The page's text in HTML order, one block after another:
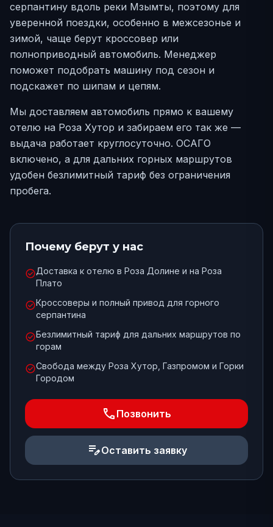
серпантину вдоль реки Мзымты, поэтому для
уверенной поездки, особенно в межсезонье и
зимой, чаще берут кроссовер или
полноприводный автомобиль. Менеджер
поможет подобрать машину под сезон и
подскажет по шипам и цепям.
Мы доставляем автомобиль прямо к вашему
отелю на Роза Хутор и забираем его так же —
выдача работает круглосуточно. ОСАГО
включено, а для дальних горных маршрутов
удобен безлимитный тариф без ограничения
пробега.
Почему берут у нас
check_circleДоставка к отелю в Роза Долине и на Роза
Плато
check_circleКроссоверы и полный привод для горного
серпантина
check_circleБезлимитный тариф для дальних маршрутов по
горам
check_circleСвобода между Роза Хутор, Газпромом и Горки
Городом
phone Позвонить
edit_noteОставить заявку